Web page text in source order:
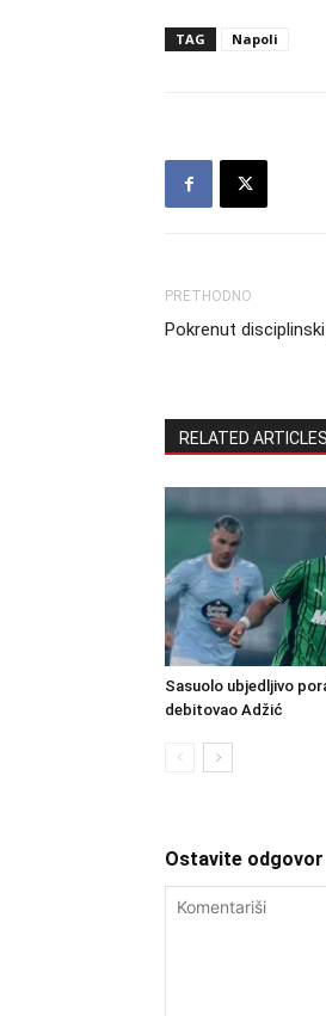
TAG Napoli
PRETHODNO
Pokrenut
RELATED ARTICLES
Sasuolo ubjedljivo
debitovao Adžić
Ostavite odgovor